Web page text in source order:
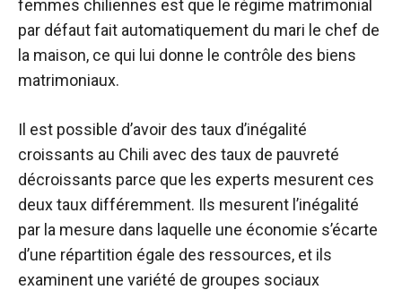
femmes chiliennes est que le régime matrimonial
par défaut fait automatiquement du mari le chef de
la maison, ce qui lui donne le contrôle des biens
matrimoniaux.
Il est possible d’avoir des taux d’inégalité
croissants au Chili avec des taux de pauvreté
décroissants parce que les experts mesurent ces
deux taux différemment. Ils mesurent l’inégalité
par la mesure dans laquelle une économie s’écarte
d’une répartition égale des ressources, et ils
examinent une variété de groupes sociaux